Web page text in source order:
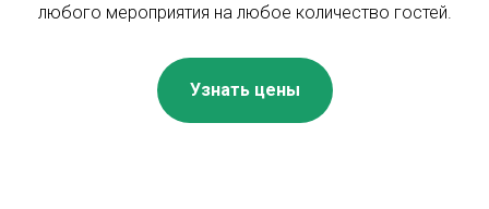
любого мероприятия на любое количество гостей.
Узнать цены